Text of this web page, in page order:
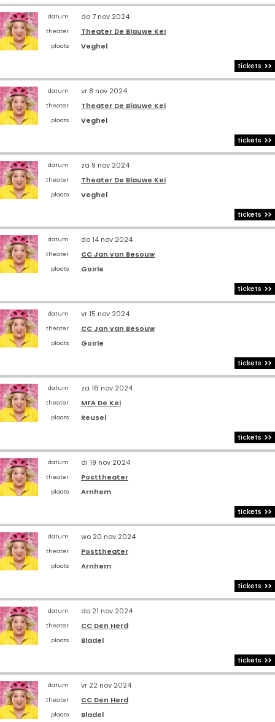
datum do 7 nov 2024
theater Theater De Blauwe Kei
plaats
Veghel
tickets
datum vr 8 nov 2024
theater Theater De Blauwe Kei
plaats
Veghel
tickets
datum za 9 nov 2024
theater Theater De Blauwe Kei
plaats
Veghel
tickets
datum do 14 nov 2024
theater CC Jan van Besouw
plaats
Goirle
tickets
datum vr 15 nov 2024
theater CC Jan van Besouw
plaats
Goirle
tickets
datum za 16 nov 2024
theater MFA De Kei
plaats
Reusel
tickets
datum di 19 nov 2024
theater Posttheater
plaats
Arnhem
tickets
datum wo 20 nov 2024
theater Posttheater
plaats
Arnhem
tickets
datum do 21 nov 2024
theater CC Den Herd
plaats
Bladel
tickets
datum vr 22 nov 2024
theater CC Den Herd
plaats
Bladel